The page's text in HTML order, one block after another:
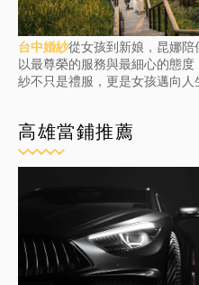
台中婚紗從女孩到新娘，昆娜
以最尊榮的服務與最細心的態
紗不只是禮服，更是女孩邁向人
高雄當鋪推薦